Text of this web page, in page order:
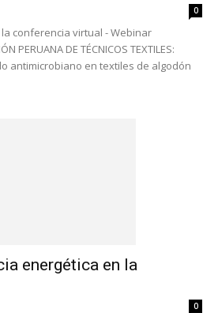
0
conferencia virtual - Webinar
PERUANA DE TÉCNICOS TEXTILES:
antimicrobiano en textiles de algodón
energética en la
0